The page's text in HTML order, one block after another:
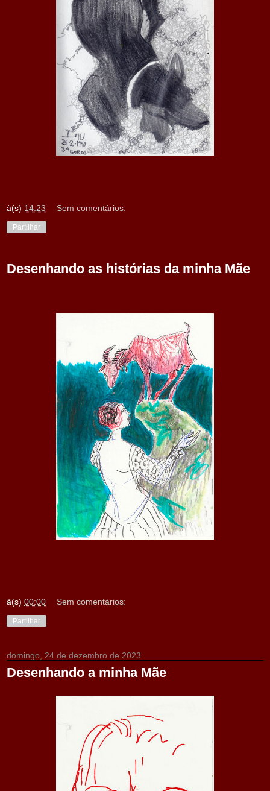
à(s) 14:23 Sem comentários:
Partilhar
Desenhando as histórias da minha Mãe
à(s) 00:00 Sem comentários:
Partilhar
domingo, 24 de dezembro de 2023
Desenhando a minha Mãe